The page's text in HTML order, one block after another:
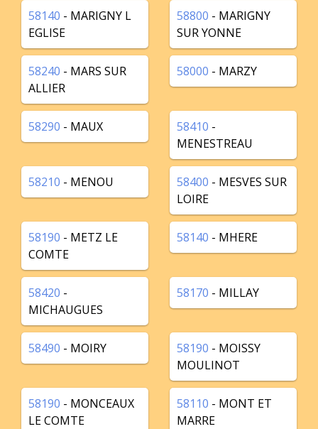
58140 - MARIGNY L
EGLISE
58800 - MARIGNY
SUR YONNE
58240 - MARS SUR
ALLIER
58000 - MARZY
58290 - MAUX 58410 -
MENESTREAU
58210 - MENOU 58400 - MESVES SUR
LOIRE
58190 - METZ LE
COMTE
58140 - MHERE
58420 -
MICHAUGUES
58170 - MILLAY
58490 - MOIRY 58190 - MOISSY
MOULINOT
58190 - MONCEAUX
LE COMTE
58110 - MONT ET
MARRE